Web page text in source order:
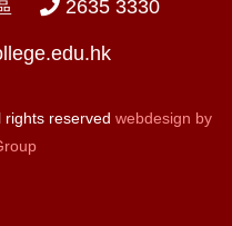
2635 3330
reserved webdesign by